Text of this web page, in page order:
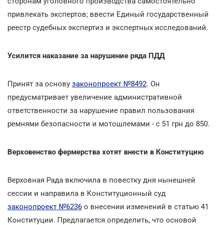
привлекать экспертов; ввести Единый государственный
реестр судебных экспертиз и экспертных исследований.
Усилится наказание за нарушение ряда ПДД
Принят за основу законопроект №8492. Он
предусматривает увеличение административной
ответственности за нарушение правил пользования
ремнями безопасности и мотошлемами - с 51 грн до 850.
Верховенство фермерства хотят внести в Конституцию
Верховная Рада включила в повестку дня нынешней
сессии и направила в Конституционный суд
законопроект №6236 о внесении изменений в статью 41
Конституции. Предлагается определить, что основой